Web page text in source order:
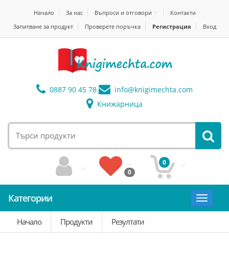
Начало За нас Въпроси и отговори
Контакти
Запитване за продукт
Проверете поръчка Регистрация Вход
0887 90 45 78 info@knigimechta.com
Книжарница
0
0
Категории
Toggle
Начало
Продукти Резултати